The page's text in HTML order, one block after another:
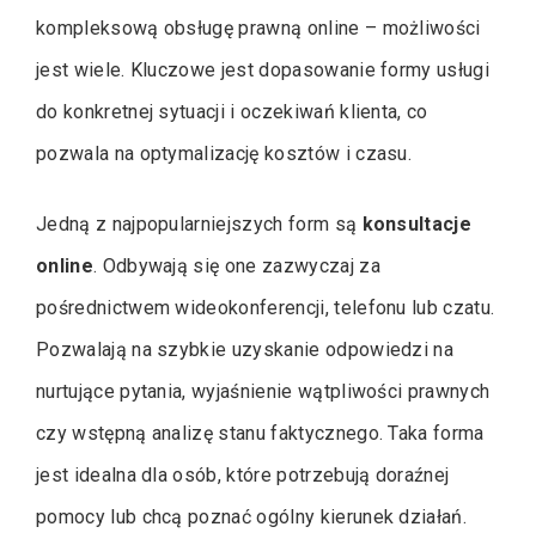
kompleksową obsługę prawną online – możliwości
jest wiele. Kluczowe jest dopasowanie formy usługi
do konkretnej sytuacji i oczekiwań klienta, co
pozwala na optymalizację kosztów i czasu.
Jedną z najpopularniejszych form są konsultacje
online. Odbywają się one zazwyczaj za
pośrednictwem wideokonferencji, telefonu lub czatu.
Pozwalają na szybkie uzyskanie odpowiedzi na
nurtujące pytania, wyjaśnienie wątpliwości prawnych
czy wstępną analizę stanu faktycznego. Taka forma
jest idealna dla osób, które potrzebują doraźnej
pomocy lub chcą poznać ogólny kierunek działań.